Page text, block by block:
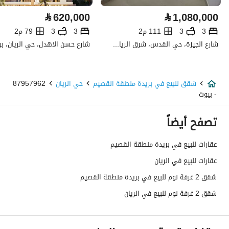
صرف صحي
تفاصيل اضافية
عمر العقار
سنة
عرض الشارع
0
رقم المخطط
رقم صك الملكية
381992000187
واجهة العقار
شمالية
حدود واطوال العقار
-
الضمانات والمدة
-
⃁1,080,000
3
3
111 م2
شارع الجيزة، حي القدس، شرق الرياض، الرياض
⃁620,000
3
3 79 م2
شقق للبيع في بريدة منطقة القصيم حي الريان 87957962
- بيوت
تصفح أيضاً
عقارات للبيع في بريدة منطقة القصيم
عقارات للبيع في الريان
شقق 2 غرفة نوم للبيع في بريدة منطقة القصيم
شقق 2 غرفة نوم للبيع في الريان